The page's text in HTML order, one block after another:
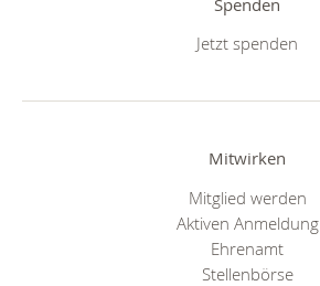
Jetzt spenden
Mitwirken
Mitglied werden
Aktiven Anmeldung
Ehrenamt
Stellenbörse